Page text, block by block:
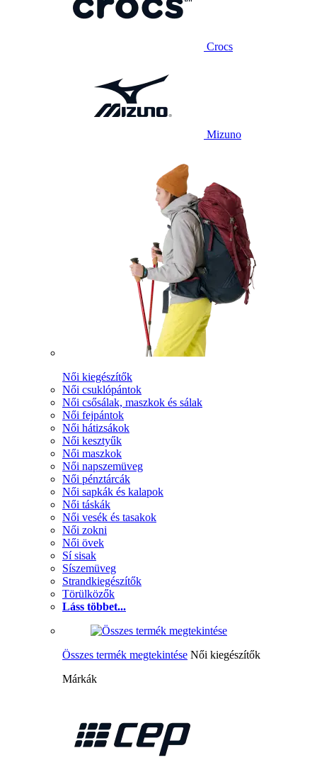
Crocs
Mizuno
Női kiegészítők
Női csuklópántok
Női csősálak, maszkok és sálak
Női fejpántok
Női hátizsákok
Női kesztyűk
Női maszkok
Női napszemüveg
Női pénztárcák
Női sapkák és kalapok
Női táskák
Női vesék és tasakok
Női zokni
Női övek
Sí sisak
Síszemüveg
Strandkiegészítők
Törülközők
Láss többet...
Összes termék megtekintése Női kiegészítők
Márkák